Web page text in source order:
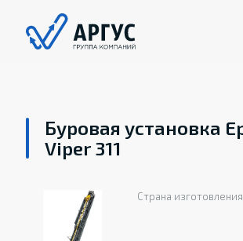
Буровая установка
Viper 311
Страна